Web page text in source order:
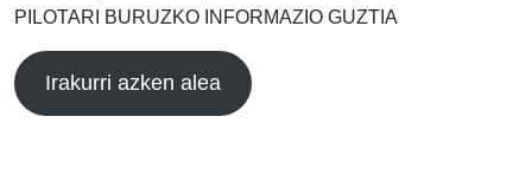
PILOTARI BURUZKO INFORMAZIO GUZTIA
Irakurri azken alea